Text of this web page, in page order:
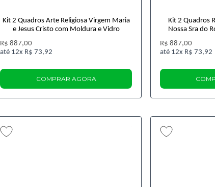
Kit 2 Quadros Arte Religiosa Virgem Maria
e Jesus Cristo com Moldura e Vidro
R$ 887,00
12x R$ 73,92
COMPRAR AGORA
Kit 2 Quadros
Nossa Sra do
R$ 887,00
12x R$ 73,92